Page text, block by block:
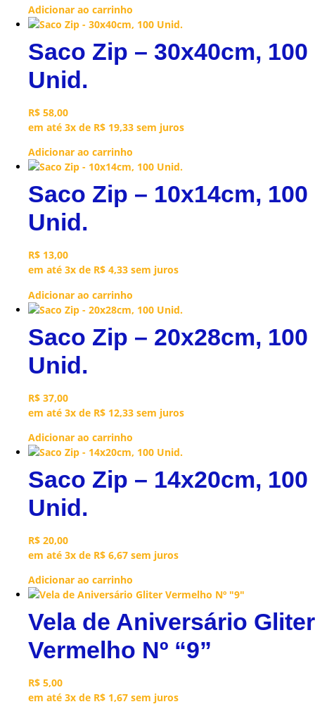
Adicionar ao carrinho
Saco Zip – 30x40cm, 100
Unid.
R$ 58,00
em até 3x de R$ 19,33 sem juros
Adicionar ao carrinho
Saco Zip – 10x14cm, 100
Unid.
R$ 13,00
em até 3x de R$ 4,33 sem juros
Adicionar ao carrinho
Saco Zip – 20x28cm, 100
Unid.
R$ 37,00
em até 3x de R$ 12,33 sem juros
Adicionar ao carrinho
Saco Zip – 14x20cm, 100
Unid.
R$ 20,00
em até 3x de R$ 6,67 sem juros
Adicionar ao carrinho
Vela de Aniversário Gliter
Vermelho Nº “9”
R$ 5,00
em até 3x de R$ 1,67 sem juros